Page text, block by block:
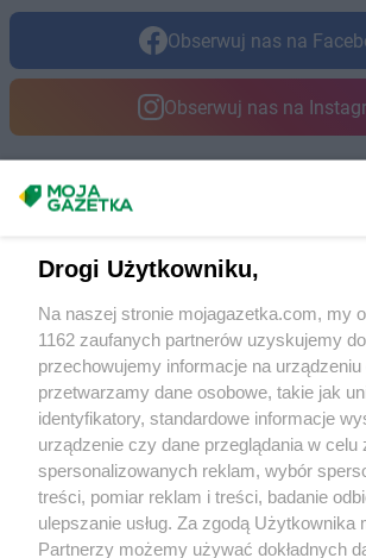
Obserwuj nas na
Obserwuj nas na
Masz sugestie lub pytania?
Współpraca z nami
Zobacz szczegóły
Retail Radar – analiza rynku
Wasze ulubione produkty
Regulamin serwisu i polityka prywatności
Mapa strony
Drogi Użytkowniku,
Na naszej stronie mojagazetka.com, my
1162 zaufanych partnerów uzyskujemy
przechowujemy informacje na urządzeniu
przetwarzamy dane osobowe, takie jak
identyfikatory, standardowe informacje
urządzenie czy dane przeglądania w celu
spersonalizowanych reklam, wybór
treści, pomiar reklam i treści, badanie
ulepszanie usług. Za zgodą Użytkownika
Partnerzy możemy używać dokładnych